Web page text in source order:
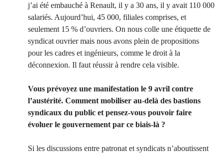
j’ai été embauché à Renault, il y a 30 ans, il y avait 110 000
salariés. Aujourd’hui, 45 000, filiales comprises, et
seulement 15 % d’ouvriers. On nous colle une étiquette de
syndicat ouvrier mais nous avons plein de propositions
pour les cadres et ingénieurs, comme le droit à la
déconnexion. Il faut réussir à rendre cela visible.
Vous prévoyez une manifestation le 9 avril contre
l’austérité. Comment mobiliser au-delà des bastions
syndicaux du public et pensez-vous pouvoir faire
évoluer le gouvernement par ce biais-là ?
Si les discussions entre patronat et syndicats n’aboutissent